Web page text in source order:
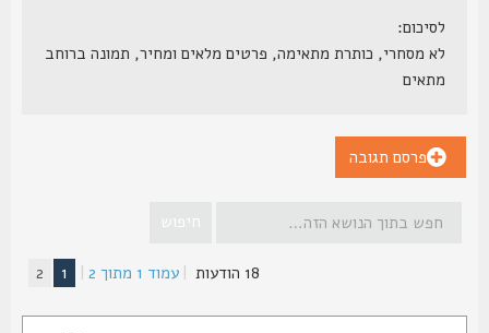
לסיכום:
לא מסחרי, כותרת מתאימה, פרטים מלאים ומחיר, תמונה ברוחב
מתאים
פרסם תגובה
|עמוד1מתוך2
|
1